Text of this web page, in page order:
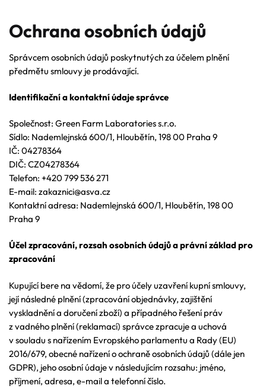
Ochrana osobních údajů
Správcem osobních údajů poskytnutých za účelem plnění
předmětu smlouvy je prodávající.
Identifikační a kontaktní údaje správce
Společnost: Green Farm Laboratories s.r.o.
Sídlo: Nademlejnská 600/1, Hloubětín, 198 00 Praha 9
IČ: 04278364
DIČ: CZ04278364
Telefon: +420 799 536 271
E-mail: zakaznici@asva.cz
Kontaktní adresa: Nademlejnská 600/1, Hloubětín, 198 00
Praha 9
Účel zpracování, rozsah osobních údajů a právní základ pro
zpracování
Kupující bere na vědomí, že pro účely uzavření kupní smlouvy,
její následné plnění (zpracování objednávky, zajištění
vyskladnění a doručení zboží) a případného řešení práv
z vadného plnění (reklamací) správce zpracuje a uchová
v souladu s nařízením Evropského parlamentu a Rady (EU)
2016/679, obecné nařízení o ochraně osobních údajů (dále jen
GDPR), jeho osobní údaje v následujícím rozsahu: jméno,
příjmení, adresa, e-mail a telefonní číslo.